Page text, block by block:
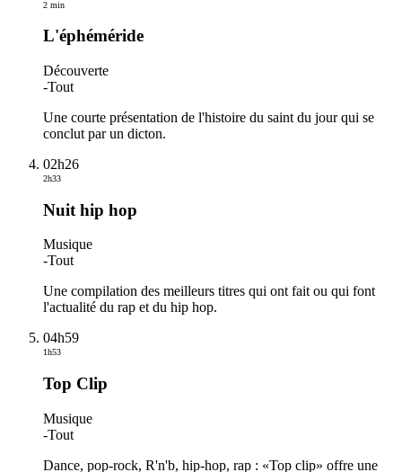
2 min
L'éphéméride
Découverte
-Tout
Une courte présentation de l'histoire du saint du jour qui se
conclut par un dicton.
02h26
2h33
Nuit hip hop
Musique
-Tout
Une compilation des meilleurs titres qui ont fait ou qui font
l'actualité du rap et du hip hop.
04h59
1h53
Top Clip
Musique
-Tout
Dance, pop-rock, R'n'b, hip-hop, rap : «Top clip» offre une